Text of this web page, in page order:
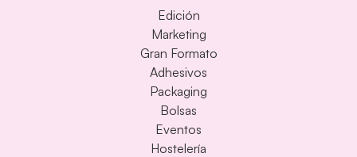
Edición
Marketing
Gran Formato
Adhesivos
Packaging
Bolsas
Eventos
Hostelería